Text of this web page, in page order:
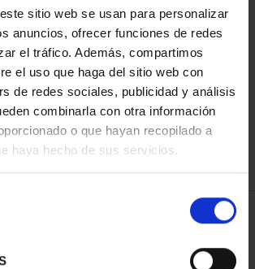
sitio web se usan para personalizar
anuncios, ofrecer funciones de redes
el tráfico. Además, compartimos
el uso que haga del sitio web con
de redes sociales, publicidad y análisis
combinarla con otra información
o que hayan recopilado a
haya hecho de sus servicios.
REFINAR